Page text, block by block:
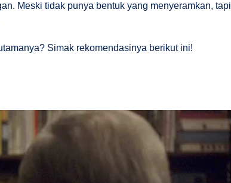
Meski tidak punya bentuk yang menyeramkan, tapi
Simak rekomendasinya berikut ini!